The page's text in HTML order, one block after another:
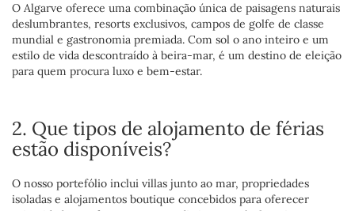
O Algarve oferece uma combinação única de paisagens naturais
deslumbrantes, resorts exclusivos, campos de golfe de classe
mundial e gastronomia premiada. Com sol o ano inteiro e um
estilo de vida descontraído à beira-mar, é um destino de eleição
para quem procura luxo e bem-estar.
2. Que tipos de alojamento de férias
estão disponíveis?
O nosso portefólio inclui villas junto ao mar, propriedades
isoladas e alojamentos boutique concebidos para oferecer